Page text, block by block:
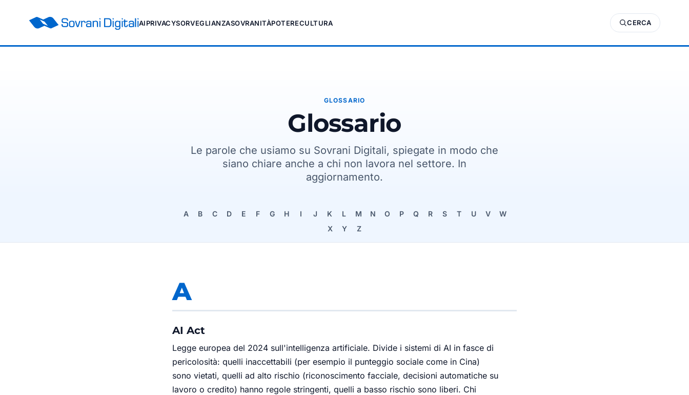
AIPRIVACYSORVEGLIANZASOVRANITÀPOTERECULTURA CERCA
GLOSSARIO
Glossario
Le parole che usiamo su Sovrani Digitali, spiegate in modo che
siano chiare anche a chi non lavora nel settore. In
aggiornamento.
A B C D E F G H I J K L M N O P Q R S T U V
W
X
Y Z
A
AI Act
Legge europea del 2024 sull'intelligenza artificiale. Divide i sistemi di AI in fasce di
pericolosità: quelli inaccettabili (per esempio il punteggio sociale come in Cina)
sono vietati, quelli ad alto rischio (riconoscimento facciale, decisioni automatiche su
lavoro o credito) hanno regole stringenti, quelli a basso rischio sono liberi. Chi